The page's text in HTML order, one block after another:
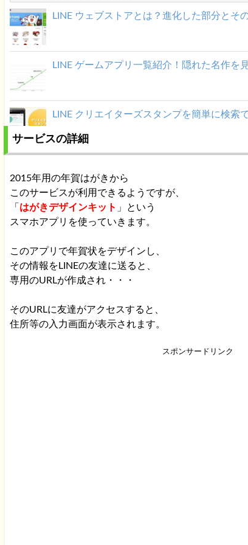
LINE ウェブストアとは？進化した部分とそ
LINE ゲームアプリ一覧紹介！隠れた名作を
LINE クリエイターズスタンプを簡単に検索
LINE シークレットセールが大好評！
サービスの詳細
2015年用の年賀はがきから
このサービスが利用できるようですが、
「 はがきデザインキット 」という
スマホアプリを使っていきます。
このアプリで年賀状をデザインし、
その情報をLINEの友達に送ると、
専用のURLが作成され・・・
そのURLに友達がアクセスすると、
住所等の入力画面が表示されます。
スポンサードリンク